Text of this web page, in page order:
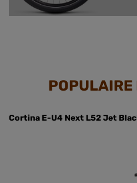
POPULAIRE
Cortina E-U4 Next L52 Jet